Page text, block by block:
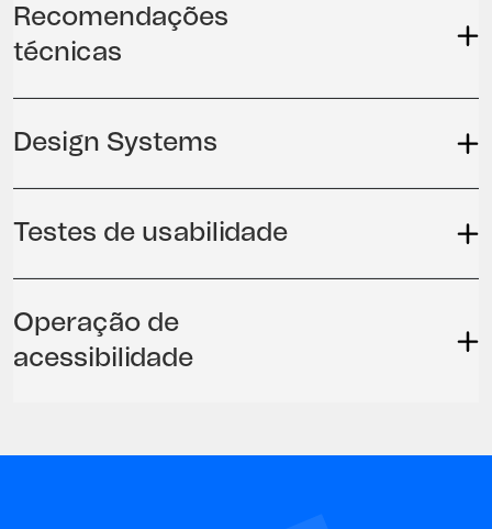
Recomendações
técnicas
Design Systems
Testes de usabilidade
Operação de
acessibilidade